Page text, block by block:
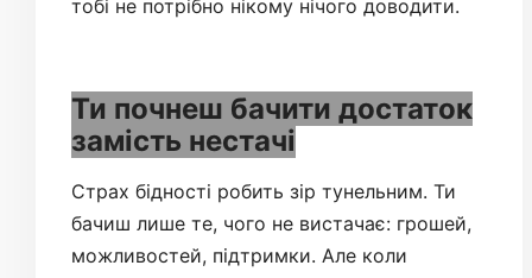
тобі не потрібно нікому нічого доводити.
Ти почнеш бачити достаток
замість нестачі
Страх бідності робить зір тунельним. Ти
бачиш лише те, чого не вистачає: грошей,
можливостей, підтримки. Але коли